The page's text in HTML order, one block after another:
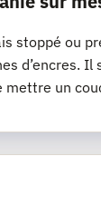
stoppé ou
d’encres.
un